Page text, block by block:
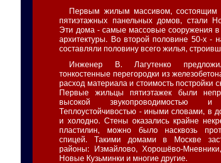
Первым жилым массивом, состоящим
пятиэтажных панельных домов, стали
Эти дома - самые массовые сооружения в
архитектуры. Во второй половине 50-х -
составляли половину всего жилья,
Инженер В. Лагутенко
тонкостенные перегородки из
расход материала и стоимость постройки
Первые жильцы пятиэтажек были
высокой звукопроводимостью и
Теплоустойчивостью - иными словами, в
и холодно. Стены оказались крайне
пластилин, можно было насквозь
спицей. Такими домами в Москве
районы: Измайлово, Хорошёво-
Новые Кузьминки и многие другие.